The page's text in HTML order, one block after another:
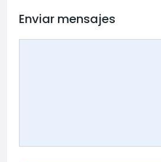
Enviar mensajes